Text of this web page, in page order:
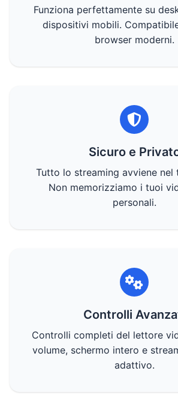
Funziona perfettamente su
dispositivi mobili.
browser moderni.
Sicuro e
Tutto lo streaming avviene nel
Non memorizziamo i tuoi
personali.
Controlli
Controlli completi del lettore
volume, schermo intero e
adattivo.